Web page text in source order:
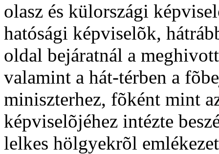
olasz és külországi
hatósági képviselõk,
oldal bejáratnál a
valamint a hát-térben a
miniszterhez, fõként mint
képviselõjéhez intézte
lelkes hölgyekrõl